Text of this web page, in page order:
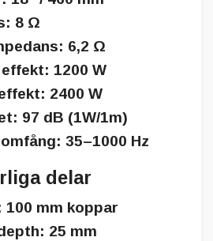
8 Ω
6,2 Ω
1200 W
2400 W
97 dB (1W/1m)
35–1000 Hz
delar
100 mm koppar
25 mm